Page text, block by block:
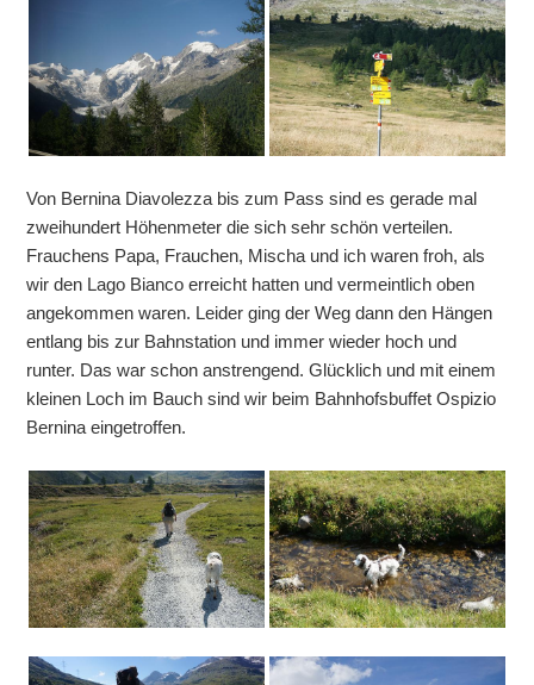
Von Bernina Diavolezza bis zum Pass sind es gerade mal
zweihundert Höhenmeter die sich sehr schön verteilen.
Frauchens Papa, Frauchen, Mischa und ich waren froh, als
wir den Lago Bianco erreicht hatten und vermeintlich oben
angekommen waren. Leider ging der Weg dann den Hängen
entlang bis zur Bahnstation und immer wieder hoch und
runter. Das war schon anstrengend. Glücklich und mit einem
kleinen Loch im Bauch sind wir beim Bahnhofsbuffet Ospizio
Bernina eingetroffen.